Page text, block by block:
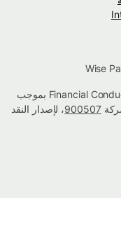
تم اعتماد شركة Wise بواسطة Financial Conduct Authority بموجب
900507، لإصدار النقد